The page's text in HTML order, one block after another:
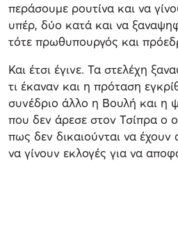
περάσουμε ρουτίνα και να
υπέρ, δύο κατά και να
τότε πρωθυπουργός και
Και έτσι έγινε. Τα στελέχη
τι έκαναν και η πρόταση
συνέδριο άλλο η Βουλή και η
που δεν άρεσε στον Τσίπρα ο
πως δεν δικαιούνται να
να γίνουν εκλογές για να